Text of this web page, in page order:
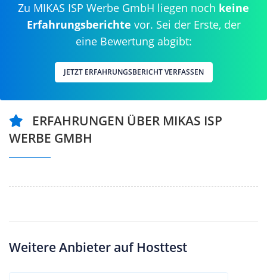
Zu MIKAS ISP Werbe GmbH liegen noch keine
Erfahrungsberichte vor. Sei der Erste, der
eine Bewertung abgibt:
JETZT ERFAHRUNGSBERICHT VERFASSEN
ERFAHRUNGEN ÜBER MIKAS ISP
WERBE GMBH
Weitere Anbieter auf Hosttest